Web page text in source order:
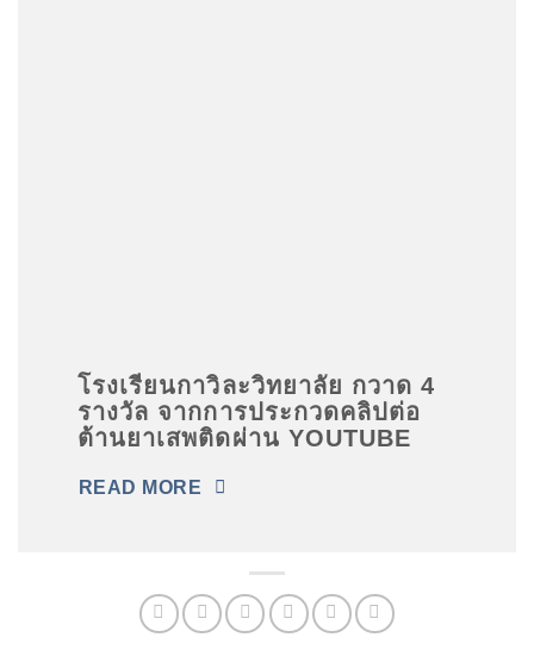
โรงเรียนกาวิละวิทยาลัย กวาด 4
รางวัล จากการประกวดคลิปต่อ
ต้านยาเสพติดผ่าน YOUTUBE
READ MORE